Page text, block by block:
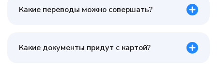
Какие переводы можно совершать?
Какие документы придут с картой?